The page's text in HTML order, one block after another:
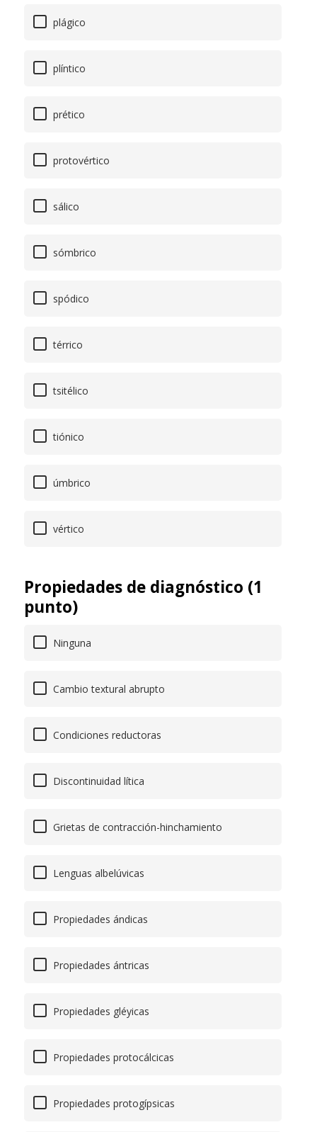
plágico
plíntico
prético
protovértico
sálico
sómbrico
spódico
térrico
tsitélico
tiónico
úmbrico
vértico
Propiedades de diagnóstico (1
punto)
Ninguna
Cambio textural abrupto
Condiciones reductoras
Discontinuidad lítica
Grietas de contracción-hinchamiento
Lenguas albelúvicas
Propiedades ándicas
Propiedades ántricas
Propiedades gléyicas
Propiedades protocálcicas
Propiedades protogípsicas